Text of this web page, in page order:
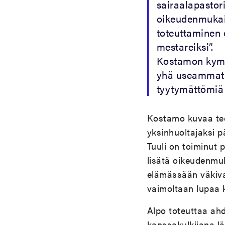
toteuttaminen
mestareiksi”.
Kostamon
yhä
Kostamo kuvaa
yksinhuoltajaksi
Tuuli on toiminut
lisätä
elämässään
vaimoltaan lupaa
Alpo toteuttaa